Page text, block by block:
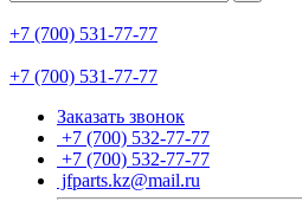
+7 (700) 531-77-77
+7 (700) 531-77-77
Заказать звонок
+7 (700) 532-77-77
+7 (700) 532-77-77
jfparts.kz@mail.ru